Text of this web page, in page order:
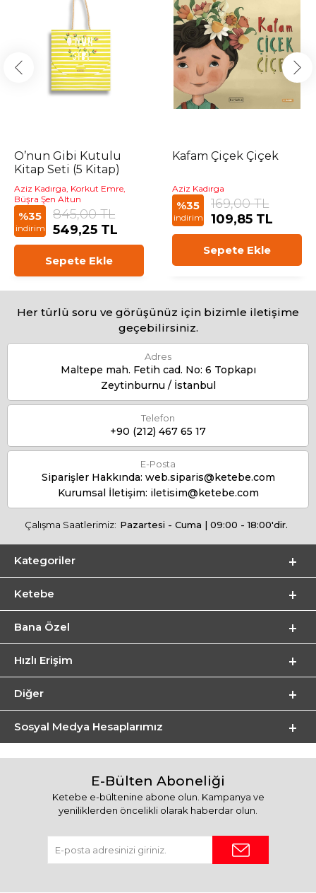
O’nun Gibi Kutulu
Kitap Seti (5 Kitap)
Aziz Kadırga, Korkut Emre,
Büşra Şen Altun
%35
indirim
845,00 TL
549,25 TL
Sepete Ekle
Kafam Çiçek Çiçek
Aziz Kadırga
%35
indirim
169,00 TL
109,85 TL
Sepete Ekle
Her türlü soru ve görüşünüz için bizimle iletişime
geçebilirsiniz.
Adres
Maltepe mah. Fetih cad. No: 6 Topkapı
Zeytinburnu / İstanbul
Telefon
+90 (212) 467 65 17
E-Posta
Siparişler Hakkında: web.siparis@ketebe.com
Kurumsal İletişim: iletisim@ketebe.com
Çalışma Saatlerimiz: Pazartesi - Cuma | 09:00 - 18:00'dir.
Kategoriler
Ketebe
Bana Özel
Hızlı Erişim
Diğer
Sosyal Medya Hesaplarımız
E-Bülten Aboneliği
Ketebe e-bültenine abone olun. Kampanya ve
yeniliklerden öncelikli olarak haberdar olun.